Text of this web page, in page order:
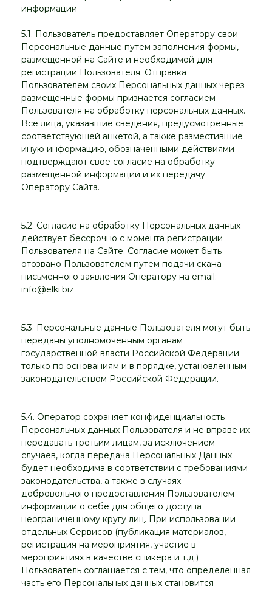
информации
5.1. Пользователь предоставляет Оператору свои
Персональные данные путем заполнения формы,
размещенной на Сайте и необходимой для
регистрации Пользователя. Отправка
Пользователем своих Персональных данных через
размещенные формы признается согласием
Пользователя на обработку персональных данных.
Все лица, указавшие сведения, предусмотренные
соответствующей анкетой, а также разместившие
иную информацию, обозначенными действиями
подтверждают свое согласие на обработку
размещенной информации и их передачу
Оператору Сайта.
5.2. Согласие на обработку Персональных данных
действует бессрочно с момента регистрации
Пользователя на Сайте. Согласие может быть
отозвано Пользователем путем подачи скана
письменного заявления Оператору на email:
info@elki.biz
5.3. Персональные данные Пользователя могут быть
переданы уполномоченным органам
государственной власти Российской Федерации
только по основаниям и в порядке, установленным
законодательством Российской Федерации.
5.4. Оператор сохраняет конфиденциальность
Персональных данных Пользователя и не вправе их
передавать третьим лицам, за исключением
случаев, когда передача Персональных Данных
будет необходима в соответствии с требованиями
законодательства, а также в случаях
добровольного предоставления Пользователем
информации о себе для общего доступа
неограниченному кругу лиц. При использовании
отдельных Сервисов (публикация материалов,
регистрация на мероприятия, участие в
мероприятиях в качестве спикера и т.д.)
Пользователь соглашается с тем, что определенная
часть его Персональных данных становится